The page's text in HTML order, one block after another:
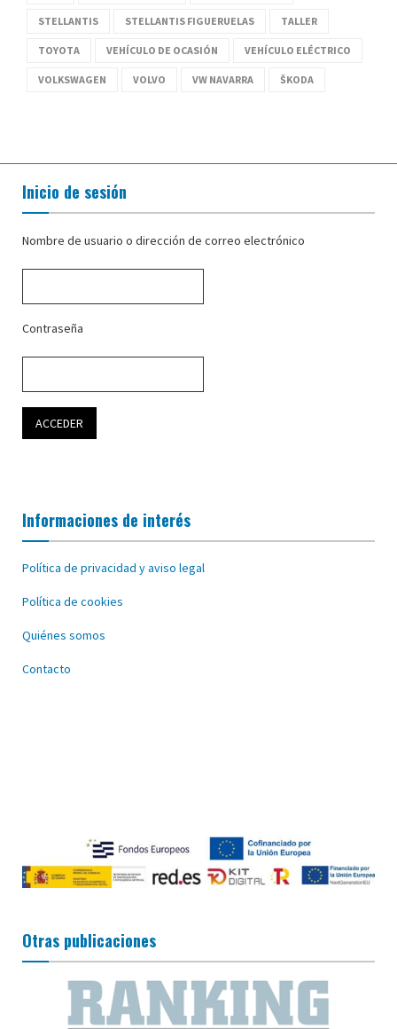
STELLANTIS STELLANTIS FIGUERUELAS TALLER
TOYOTA VEHÍCULO DE OCASIÓN VEHÍCULO ELÉCTRICO
VOLKSWAGEN VOLVO VW NAVARRA ŠKODA
Inicio de sesión
Nombre de usuario o dirección de correo electrónico
Contraseña
Informaciones de interés
Política de privacidad y aviso legal
Política de cookies
Quiénes somos
Contacto
Otras publicaciones